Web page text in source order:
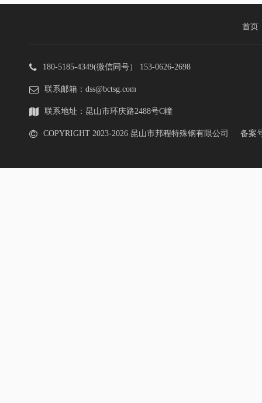
首页
180-5185-4349(微信同号） 153-0626-2698
联系邮箱：dss@bctsg.com
联系地址：昆山市环庆路2488号C幢
COPYRIGHT 2023-2026 昆山市邦程特殊钢有限公司 备案